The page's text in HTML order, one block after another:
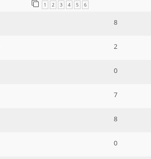
1 2 3 4 5 6
8
2
0
7
8
0